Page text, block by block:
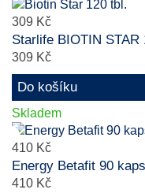
309 Kč
Starlife BIOTIN STAR
309 Kč
Do košíku
Skladem
410 Kč
Energy Betafit 90
410 Kč